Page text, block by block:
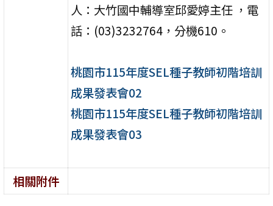
人：大竹國中輔導室邱愛婷主任 ，電
話：(03)3232764，分機610。
桃園市115年度SEL種子教師初階培訓
成果發表會02
桃園市115年度SEL種子教師初階培訓
成果發表會03
相關附件